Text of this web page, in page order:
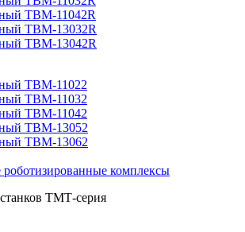
TBM-11042R
TBM-13032R
TBM-13042R
TBM-11022
TBM-11032
TBM-11042
TBM-13052
TBM-13062
комплексы
ТМТ-серия